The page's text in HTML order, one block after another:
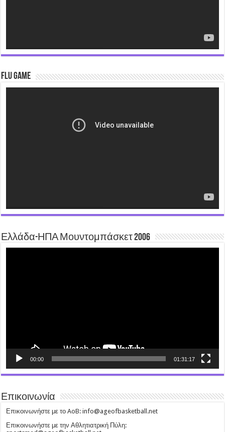
Flu Game
Ελλάδα-ΗΠΑ Μουντομπάσκετ 2006
00:00 01:31:17
Επικοινωνία
Επικοινωνήστε με το AoB: info@ageofbasketball.net
Επικοινωνήστε με την Αθλητιατρική Πύλη: